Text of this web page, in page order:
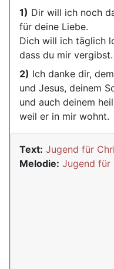
1) Dir will ich noch
für deine Liebe.
Dich will ich täglich
dass du mir vergibst.
2) Ich danke dir,
und Jesus, deinem
und auch deinem
weil er in mir wohnt.
Text: Jugend für
Melodie: Jugend für